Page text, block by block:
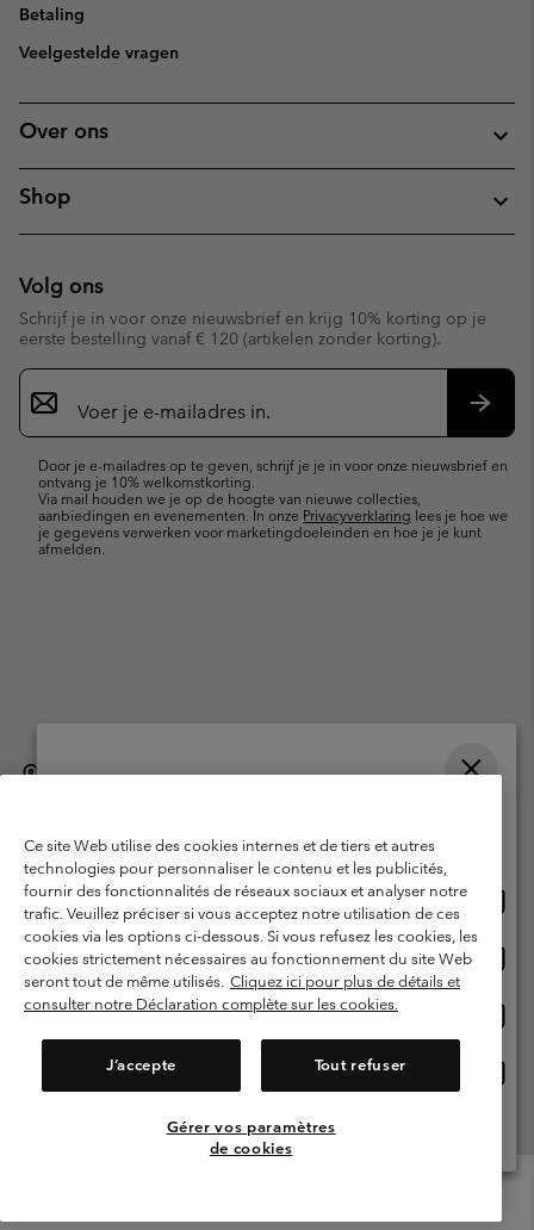
Betaling
Veelgestelde vragen
Over ons
Shop
Volg ons
Schrijf je in voor onze nieuwsbrief en krijg 10% korting op je
eerste bestelling vanaf € 120 (artikelen zonder korting).
Aanmelden
voor
e-
Door je e-mailadres op te geven, schrijf je je in voor onze nieuwsbrief en
ontvang je 10% welkomstkorting.
Via mail houden we je op de hoogte van nieuwe collecties,
aanbiedingen en evenementen. In onze Privacyverklaring lees je hoe we
je gegevens verwerken voor marketingdoeleinden en hoe je je kunt
afmelden.
België (Nederlands) | English ›| français ›
Gebruiksvoorwaarden
Verkoopvoorwaarden
Garantie
Privacybeleid
Gebruiksvoorwaarden voor lidmaatschap
Voorwaarden voor door gebruikers gegenereerde inhoud
Impressum
Cookies
Ce site Web utilise des cookies internes et de tiers et autres
technologies pour personnaliser le contenu et les publicités,
fournir des fonctionnalités de réseaux sociaux et analyser notre
trafic. Veuillez préciser si vous acceptez notre utilisation de ces
cookies via les options ci-dessous. Si vous refusez les cookies, les
cookies strictement nécessaires au fonctionnement du site Web
seront tout de même utilisés. Cliquez ici pour plus de détails et
consulter notre Déclaration complète sur les cookies.
J’accepte Tout refuser
Gérer vos paramètres
de cookies
Online shoppen beschikbaar
United States
Belgium-English
Belgium-Français
Belgium-Dutch
Alle Locaties Bekijken